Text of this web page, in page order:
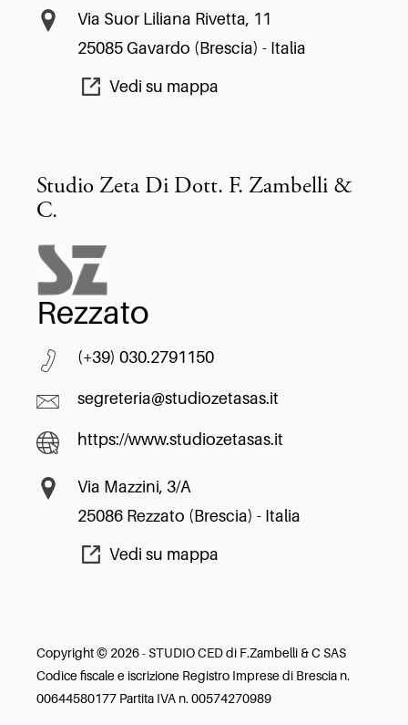
Via Suor Liliana Rivetta, 11
25085 Gavardo (Brescia) - Italia
Vedi su mappa
Studio Zeta Di Dott. F. Zambelli &
C.
Rezzato
(+39) 030.2791150
segreteria@studiozetasas.it
https://www.studiozetasas.it
Via Mazzini, 3/A
25086 Rezzato (Brescia) - Italia
Vedi su mappa
Copyright © 2026 - STUDIO CED di F.Zambelli & C SAS
Codice fiscale e iscrizione Registro Imprese di Brescia n.
00644580177 Partita IVA n. 00574270989